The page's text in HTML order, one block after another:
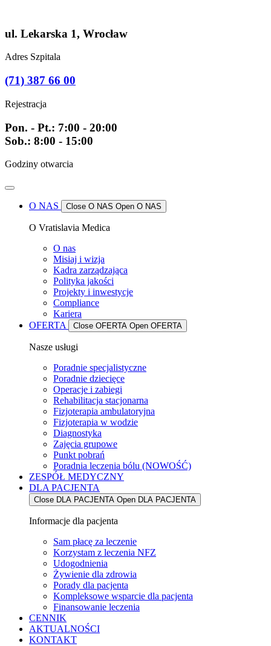
treści
ul. Lekarska 1, Wrocław
Adres Szpitala
(71) 387 66 00
Rejestracja
Pon. - Pt.: 7:00 - 20:00
Sob.: 8:00 - 15:00
Godziny otwarcia
O NAS Close O NAS Open O NAS
O Vratislavia Medica
O nas
Misiaj i wizja
Kadra zarządzająca
Polityka jakości
Projekty i inwestycje
Compliance
Kariera
OFERTA
Close OFERTA Open OFERTA
Nasze usługi
Poradnie specjalistyczne
Poradnie dziecięce
Operacje i zabiegi
Rehabilitacja stacjonarna
Fizjoterapia ambulatoryjna
Fizjoterapia w wodzie
Diagnostyka
Zajęcia grupowe
Punkt pobrań
Poradnia leczenia bólu (NOWOŚĆ)
ZESPÓŁ MEDYCZNY
DLA PACJENTA
Close DLA PACJENTA Open DLA PACJENTA
Informacje dla pacjenta
Sam płacę za leczenie
Korzystam z leczenia NFZ
Udogodnienia
Żywienie dla zdrowia
Porady dla pacjenta
Kompleksowe wsparcie dla pacjenta
Finansowanie leczenia
CENNIK
AKTUALNOŚCI
KONTAKT